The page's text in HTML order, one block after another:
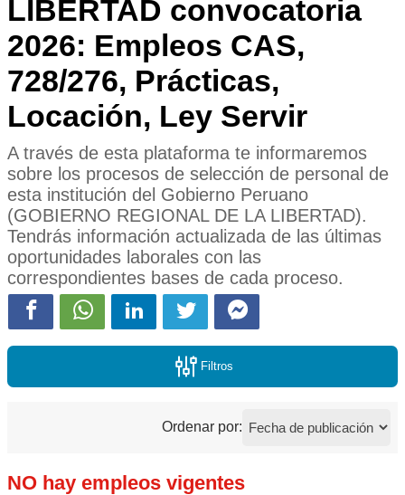
LIBERTAD convocatoria
2026: Empleos CAS,
728/276, Prácticas,
Locación, Ley Servir
A través de esta plataforma te informaremos
sobre los procesos de selección de personal de
esta institución del Gobierno Peruano
(GOBIERNO REGIONAL DE LA LIBERTAD).
Tendrás información actualizada de las últimas
oportunidades laborales con las
correspondientes bases de cada proceso.
Filtros
Ordenar por:
NO hay empleos vigentes